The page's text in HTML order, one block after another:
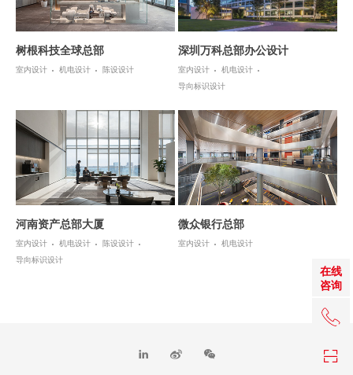
在线
咨询
+86
树根科技全球总部
室内设计 机电设计 陈设设计
深圳万科总部办公设计
室内设计
机电设计
导向标识设计
河南资产总部大厦
室内设计 机电设计
陈设设计
导向标识设计
微众银行总部
室内设计 机电设计